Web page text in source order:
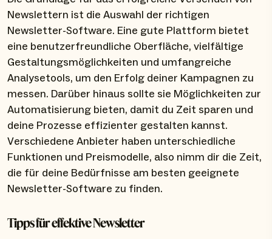
Newslettern ist die Auswahl der richtigen
Newsletter-Software. Eine gute Plattform bietet
eine benutzerfreundliche Oberfläche, vielfältige
Gestaltungsmöglichkeiten und umfangreiche
Analysetools, um den Erfolg deiner Kampagnen zu
messen. Darüber hinaus sollte sie Möglichkeiten zur
Automatisierung bieten, damit du Zeit sparen und
deine Prozesse effizienter gestalten kannst.
Verschiedene Anbieter haben unterschiedliche
Funktionen und Preismodelle, also nimm dir die Zeit,
die für deine Bedürfnisse am besten geeignete
Newsletter-Software zu finden.
Tipps für effektive Newsletter